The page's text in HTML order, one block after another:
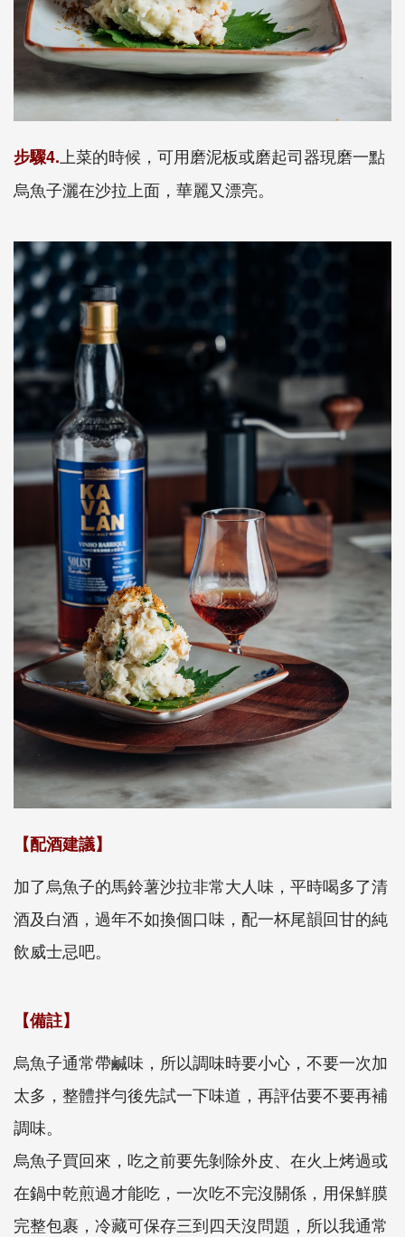
步驟4. 上菜的時候，可用磨泥板或磨起司器現磨一點
烏魚子灑在沙拉上面，華麗又漂亮。
【配酒建議】
加了烏魚子的馬鈴薯沙拉非常大人味，平時喝多了清
酒及白酒，過年不如換個口味，配一杯尾韻回甘的純
飲威士忌吧。
【備註】
烏魚子通常帶鹹味，所以調味時要小心，不要一次加
太多，整體拌勻後先試一下味道，再評估要不要再補
調味。
烏魚子買回來，吃之前要先剝除外皮、在火上烤過或
在鍋中乾煎過才能吃，一次吃不完沒關係，用保鮮膜
完整包裹，冷藏可保存三到四天沒問題，所以我通常